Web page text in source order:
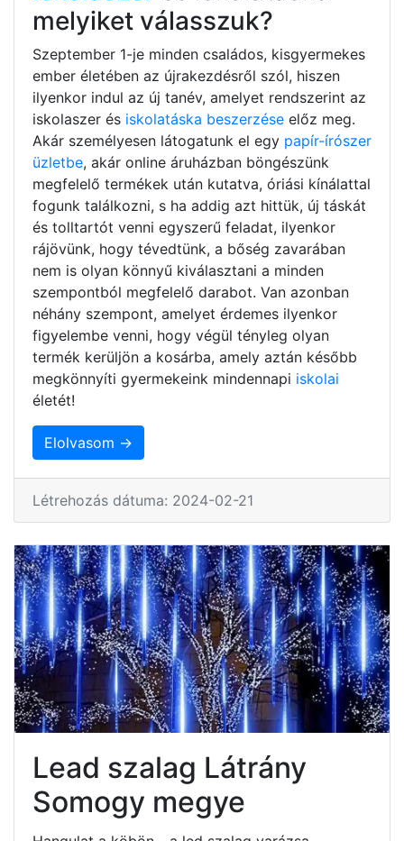
melyiket válasszuk?
Szeptember 1-je minden családos, kisgyermekes
ember életében az újrakezdésről szól, hiszen
ilyenkor indul az új tanév, amelyet rendszerint az
iskolaszer és iskolatáska beszerzése előz meg.
Akár személyesen látogatunk el egy papír-írószer
üzletbe, akár online áruházban böngészünk
megfelelő termékek után kutatva, óriási kínálattal
fogunk találkozni, s ha addig azt hittük, új táskát
és tolltartót venni egyszerű feladat, ilyenkor
rájövünk, hogy tévedtünk, a bőség zavarában
nem is olyan könnyű kiválasztani a minden
szempontból megfelelő darabot. Van azonban
néhány szempont, amelyet érdemes ilyenkor
figyelembe venni, hogy végül tényleg olyan
termék kerüljön a kosárba, amely aztán később
megkönnyíti gyermekeink mindennapi iskolai
életét!
Elolvasom →
Létrehozás dátuma: 2024-02-21
Lead szalag Látrány
Somogy megye